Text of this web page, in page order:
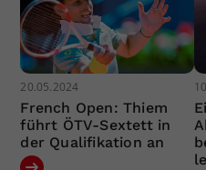
20.05.2024
French Open: Thiem
führt ÖTV-Sextett in
der Qualifikation an